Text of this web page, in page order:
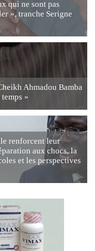
qui ne sont pas
», tranche Serigne
Ahmadou Bamba
»
renforcent leur
aux chocs, la
et les perspectives